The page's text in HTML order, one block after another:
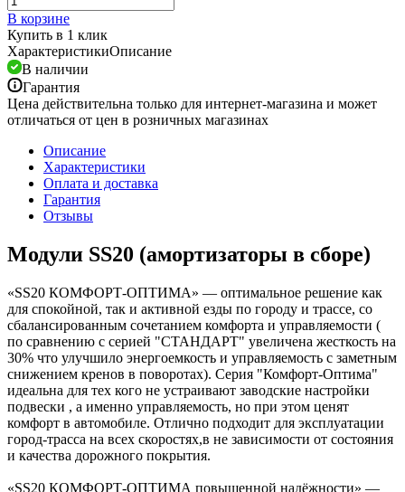
В корзине
Купить в 1 клик
ХарактеристикиОписание
В наличии
Гарантия
Цена действительна только для интернет-магазина и может
отличаться от цен в розничных магазинах
Описание
Характеристики
Оплата и доставка
Гарантия
Отзывы
Модули SS20 (амортизаторы в сборе)
«SS20 КОМФОРТ-ОПТИМА» — оптимальное решение как
для спокойной, так и активной езды по городу и трассе, со
сбалансированным сочетанием комфорта и управляемости (
по сравнению с серией "СТАНДАРТ" увеличена жесткость на
30% что улучшило энергоемкость и управляемость с заметным
снижением кренов в поворотах). Серия "Комфорт-Оптима"
идеальна для тех кого не устраивают заводские настройки
подвески , а именно управляемость, но при этом ценят
комфорт в автомобиле. Отлично подходит для эксплуатации
город-трасса на всех скоростях,в не зависимости от состояния
и качества дорожного покрытия.
«SS20 КОМФОРТ-ОПТИМА повышенной надёжности» —